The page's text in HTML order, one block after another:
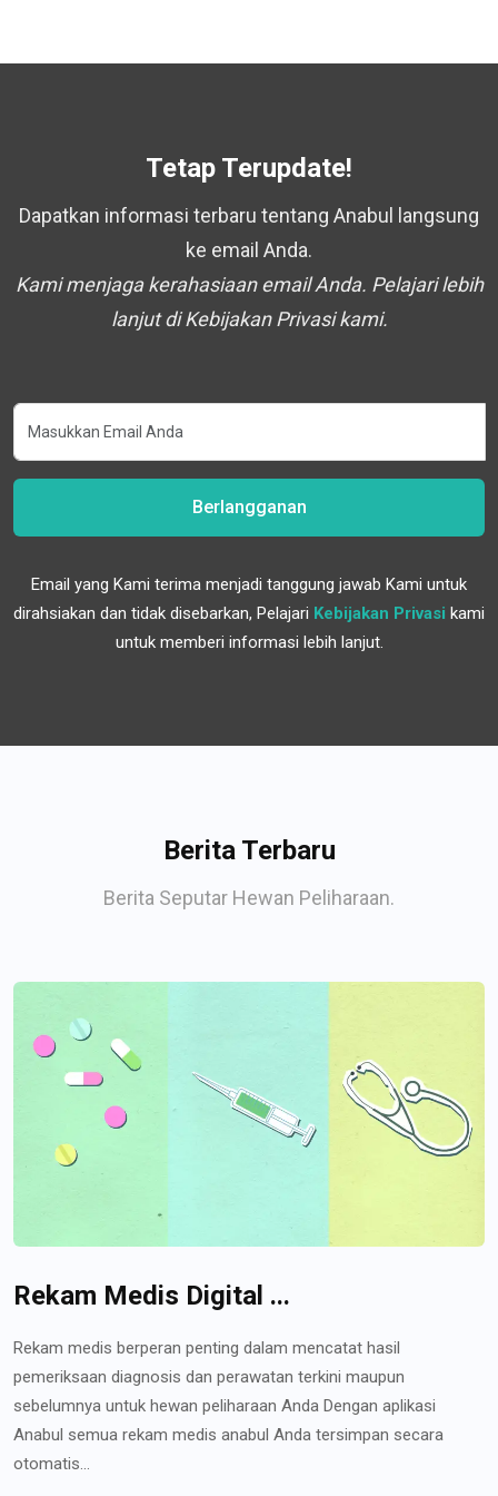
Tetap Terupdate!
Dapatkan informasi terbaru tentang Anabul langsung
ke email Anda.
Kami menjaga kerahasiaan email Anda. Pelajari lebih
lanjut di Kebijakan Privasi kami.
Berlangganan
Email yang Kami terima menjadi tanggung jawab Kami untuk
dirahsiakan dan tidak disebarkan, Pelajari Kebijakan Privasi kami
untuk memberi informasi lebih lanjut.
Berita Terbaru
Berita Seputar Hewan Peliharaan.
Rekam Medis Digital ...
Rekam medis berperan penting dalam mencatat hasil
pemeriksaan diagnosis dan perawatan terkini maupun
sebelumnya untuk hewan peliharaan Anda Dengan aplikasi
Anabul semua rekam medis anabul Anda tersimpan secara
otomatis...